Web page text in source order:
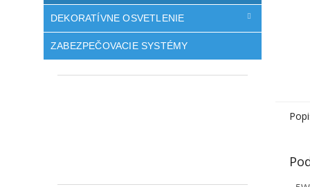
DEKORATÍVNE OSVETLENIE
ZABEZPEČOVACIE SYSTÉMY